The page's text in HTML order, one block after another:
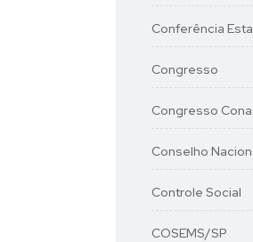
Conferência
Congresso
Congresso
Conselho
Controle Social
COSEMS/SP